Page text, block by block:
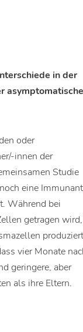
in der
oder
innen der
Studie
eine
Während bei
getragen wird,
vier Monate
geringere, aber
als ihre Eltern.